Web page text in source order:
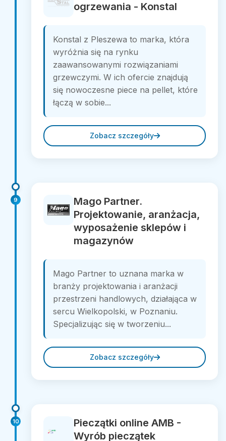
ogrzewania - Konstal
Konstal z Pleszewa to marka, która
wyróżnia się na rynku
zaawansowanymi rozwiązaniami
grzewczymi. W ich ofercie znajdują
się nowoczesne piece na pellet, które
łączą w sobie...
Zobacz szczegóły
9
Mago Partner.
Projektowanie, aranżacja,
wyposażenie sklepów i
magazynów
Mago Partner to uznana marka w
branży projektowania i aranżacji
przestrzeni handlowych, działająca w
sercu Wielkopolski, w Poznaniu.
Specjalizując się w tworzeniu...
Zobacz szczegóły
10
Pieczątki online AMB -
Wyrób pieczątek